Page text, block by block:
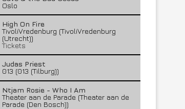
Oslo
High On Fire
TivoliVredenburg (TivoliVredenburg
(Utrecht))
Tickets
Judas Priest
013 (013 (Tilburg))
Ntjam Rosie - Who I Am
Theater aan de Parade (Theater aan de
Parade (Den Bosch))